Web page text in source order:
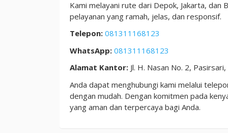
Kami melayani rute dari Depok, Jakarta, dan
pelayanan yang ramah, jelas, dan responsif.
Telepon: 081311168123
WhatsApp: 081311168123
Alamat Kantor: Jl. H. Nasan No. 2,
Anda dapat menghubungi kami melalui
dengan mudah. Dengan komitmen pada
yang aman dan terpercaya bagi Anda.